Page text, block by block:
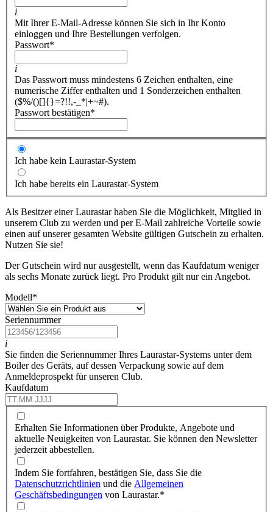
i
Mit Ihrer E-Mail-Adresse können Sie sich in Ihr Konto
einloggen und Ihre Bestellungen verfolgen.
Passwort*
i
Das Passwort muss mindestens 6 Zeichen enthalten, eine
numerische Ziffer enthalten und 1 Sonderzeichen enthalten
($%/()[]{}=?!!,-_*|+~#).
Passwort bestätigen*
Ich habe kein Laurastar-System
Ich habe bereits ein Laurastar-System
Als Besitzer einer Laurastar haben Sie die Möglichkeit, Mitglied in
unserem Club zu werden und per E-Mail zahlreiche Vorteile sowie
einen auf unserer gesamten Website gültigen Gutschein zu erhalten.
Nutzen Sie sie!
Der Gutschein wird nur ausgestellt, wenn das Kaufdatum weniger
als sechs Monate zurück liegt. Pro Produkt gilt nur ein Angebot.
Modell*
Seriennummer
i
Sie finden die Seriennummer Ihres Laurastar-Systems unter dem
Boiler des Geräts, auf dessen Verpackung sowie auf dem
Anmeldeprospekt für unseren Club.
Kaufdatum
Erhalten Sie Informationen über Produkte, Angebote und
aktuelle Neuigkeiten von Laurastar. Sie können den Newsletter
jederzeit abbestellen.
Indem Sie fortfahren, bestätigen Sie, dass Sie die
Datenschutzrichtlinien und die Allgemeinen
Geschäftsbedingungen von Laurastar.*